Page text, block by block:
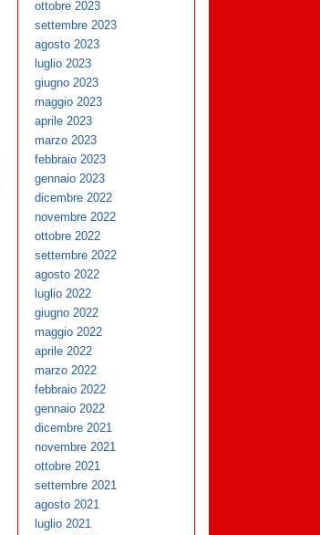
ottobre 2023
settembre 2023
agosto 2023
luglio 2023
giugno 2023
maggio 2023
aprile 2023
marzo 2023
febbraio 2023
gennaio 2023
dicembre 2022
novembre 2022
ottobre 2022
settembre 2022
agosto 2022
luglio 2022
giugno 2022
maggio 2022
aprile 2022
marzo 2022
febbraio 2022
gennaio 2022
dicembre 2021
novembre 2021
ottobre 2021
settembre 2021
agosto 2021
luglio 2021